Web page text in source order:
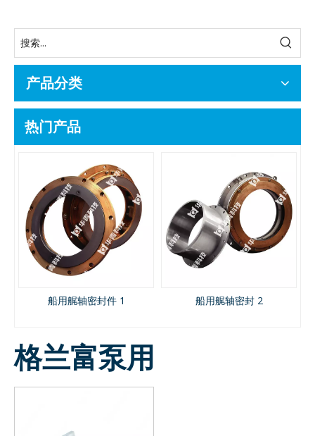
产品分类
热门产品
船用艉轴密封件 1 船用艉轴密封 2
格兰富泵用